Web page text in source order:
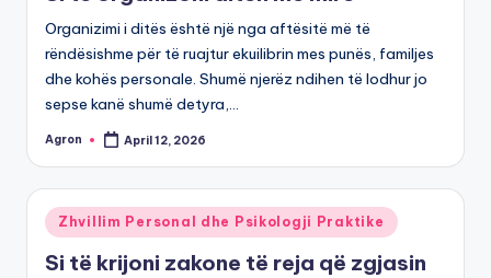
Organizimi i ditës është një nga aftësitë më të
rëndësishme për të ruajtur ekuilibrin mes punës, familjes
dhe kohës personale. Shumë njerëz ndihen të lodhur jo
sepse kanë shumë detyra,…
Posted
Agron April 12, 2026
Posted
in
Zhvillim Personal dhe Psikologji Praktike
Si të krijoni zakone të reja që zgjasin